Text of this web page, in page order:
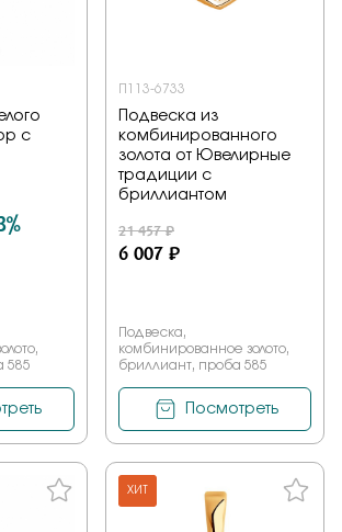
с
585
П113-6733
Подвеска из
комбинированного
золота от Ювелирные
традиции с
бриллиантом
21 457 ₽
6 007 ₽
Подвеска,
комбинированное золото,
бриллиант, проба 585
Посмотреть
ХИТ